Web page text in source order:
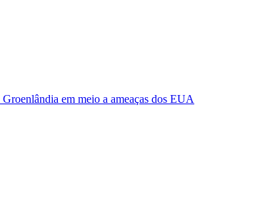
em meio a ameaças dos EUA